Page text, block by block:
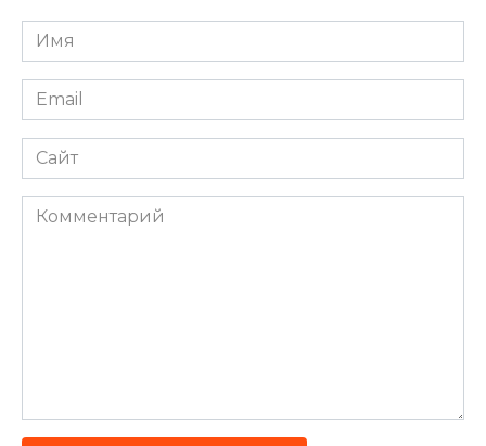
Имя
*
Email
*
Сайт
Комментарий